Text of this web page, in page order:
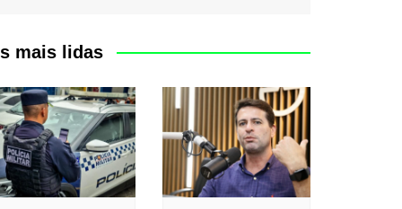
mais lidas